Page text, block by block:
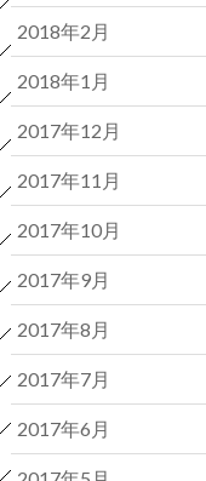
2018年2月
2018年1月
2017年12月
2017年11月
2017年10月
2017年9月
2017年8月
2017年7月
2017年6月